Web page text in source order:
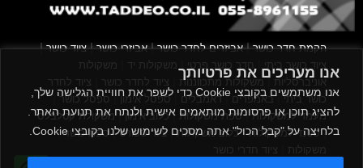
אנו מעריכים את פרטיותך
אנו משתמשים בקובצי Cookie כדי לשפר את חוויית הגלישה שלך,
להציג תוכן או פרסומות מותאמים אישית ולנתח את תנועת האתר.
בלחיצה על "קבל הכול" אתה מסכים לשימוש שלנו בקובצי Cookie.
הקמת חדר כושר|אביזרים לחדר כושר|אביזרי כושר|ציוד כושר|
ציוד כושר ביתי חדר כושר פרטי משקולות יד
משקולות
אוניברסליות |משקולות מתכווננות ציוד לחדר כושר
ציוד לחדר
כושר ביתי|באמפרים |דאמבלים |ספסל אימון | ספסל כושר|
מעמד למשקולות|ספת משקולות |כלוב אימון|משקולת קטלבלס
|סטנד למשקולות|כלוב משקולות|ציוד ספורט|ספת כושר|
משקולות ציוד חדרי כושר